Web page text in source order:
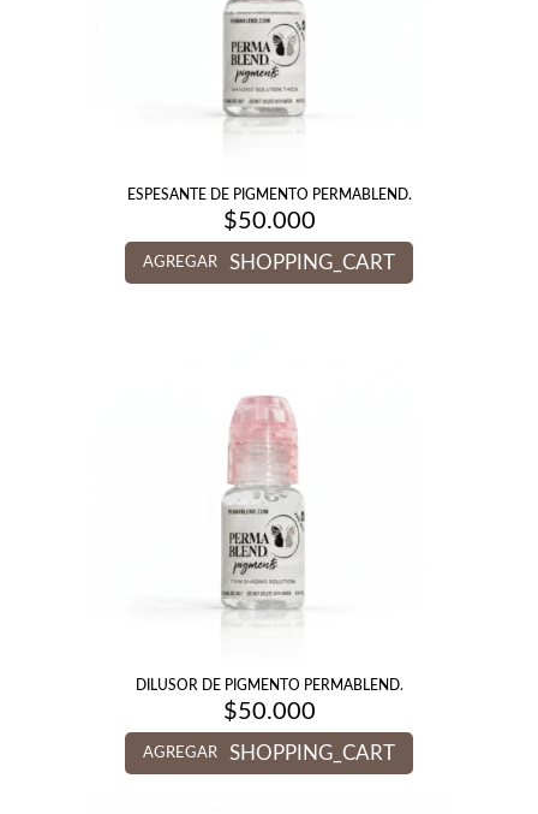
ESPESANTE DE PIGMENTO PERMABLEND.
$50.000
AGREGAR SHOPPING_CART
DILUSOR DE PIGMENTO PERMABLEND.
$50.000
AGREGAR SHOPPING_CART